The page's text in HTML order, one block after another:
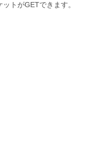
トがGETできます。